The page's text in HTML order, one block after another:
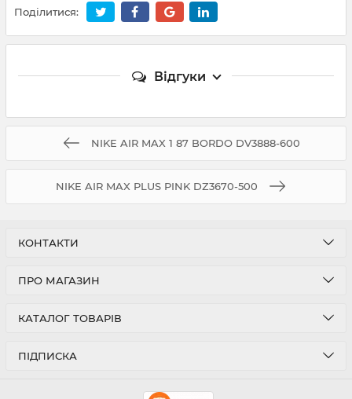
Поділитися:
Відгуки
NIKE AIR MAX 1 87 BORDO DV3888-600
NIKE AIR MAX PLUS PINK DZ3670-500
КОНТАКТИ
ПРО МАГАЗИН
КАТАЛОГ ТОВАРІВ
ПІДПИСКА